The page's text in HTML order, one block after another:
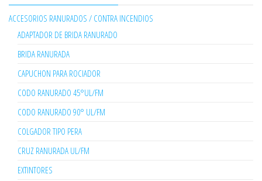
ACCESORIOS RANURADOS / CONTRA INCENDIOS
ADAPTADOR DE BRIDA RANURADO
BRIDA RANURADA
CAPUCHON PARA ROCIADOR
CODO RANURADO 45°UL/FM
CODO RANURADO 90° UL/FM
COLGADOR TIPO PERA
CRUZ RANURADA UL/FM
EXTINTORES